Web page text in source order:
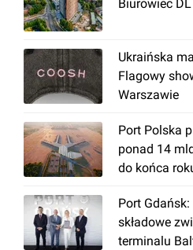
Biurowiec
Ukraińska
Flagowy
Warszawie
Port Polska
ponad 14
do końca
Port
składowe
terminalu